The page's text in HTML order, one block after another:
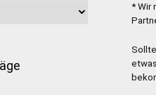
* Wir